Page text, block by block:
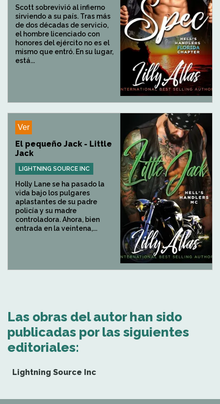
Scott sobrevivió al infierno
sirviendo a su país. Tras más
de dos décadas de servicio,
el hombre licenciado con
honores del ejército no es el
mismo que entró. En su lugar,
está...
Ver
El pequeño Jack - Little
Jack
LIGHTNING SOURCE INC
Holly Lane se ha pasado la
vida bajo los pulgares
aplastantes de su padre
policía y su madre
controladora. Ahora, bien
entrada en la veintena,...
Las obras del autor han sido
publicadas por las siguientes
editoriales:
Lightning Source Inc